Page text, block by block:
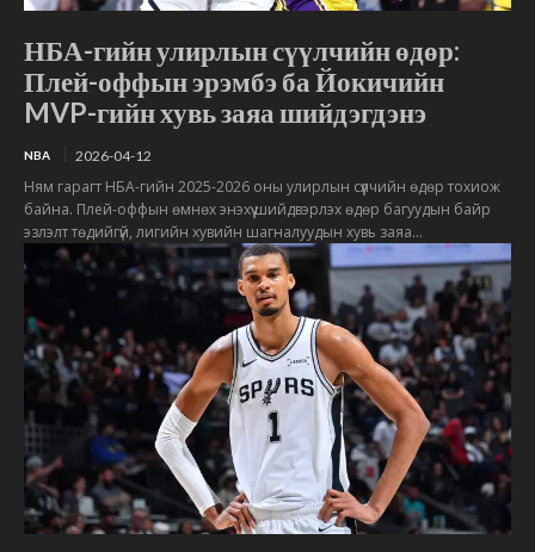
НБА-гийн улирлын сүүлчийн өдөр:
Плей-оффын эрэмбэ ба Йокичийн
MVP-гийн хувь заяа шийдэгдэнэ
NBA 2026-04-12
Ням гарагт НБА-гийн 2025-2026 оны улирлын сүүлчийн өдөр тохиож
байна. Плей-оффын өмнөх энэхүү шийдвэрлэх өдөр багуудын байр
эзлэлт төдийгүй, лигийн хувийн шагналуудын хувь заяа...